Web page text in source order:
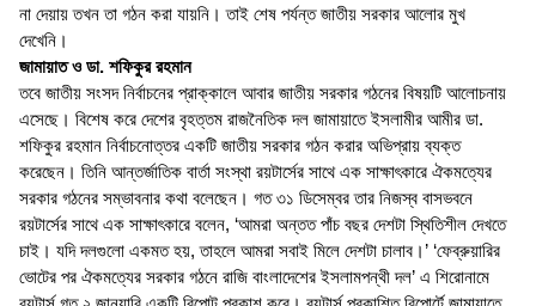
না দেয়ায় তখন তা গঠন করা যায়নি। তাই শেষ পর্যন্ত জাতীয় সরকার আলোর মুখ
দেখেনি।
জামায়াত ও ডা. শফিকুর রহমান
তবে জাতীয় সংসদ নির্বাচনের প্রাক্কালে আবার জাতীয় সরকার গঠনের বিষয়টি আলোচনায়
এসেছে। বিশেষ করে দেশের বৃহত্তম রাজনৈতিক দল জামায়াতে ইসলামীর আমীর ডা.
শফিকুর রহমান নির্বাচনোত্তর একটি জাতীয় সরকার গঠন করার অভিপ্রায় ব্যক্ত
করেছেন। তিনি আন্তর্জাতিক বার্তা সংস্থা রয়টার্সের সাথে এক সাক্ষাৎকারে ঐকমত্যের
সরকার গঠনের সম্ভাবনার কথা বলেছেন। গত ৩১ ডিসেম্বর তার নিজস্ব বাসভবনে
রয়টার্সের সাথে এক সাক্ষাৎকারে বলেন, ‘আমরা অন্তত পাঁচ বছর দেশটা স্থিতিশীল দেখতে
চাই। যদি দলগুলো একমত হয়, তাহলে আমরা সবাই মিলে দেশটা চালাব।’ ‘ফেব্রুয়ারির
ভোটের পর ঐকমত্যের সরকার গঠনে রাজি বাংলাদেশের ইসলামপন্থী দল’ এ শিরোনামে